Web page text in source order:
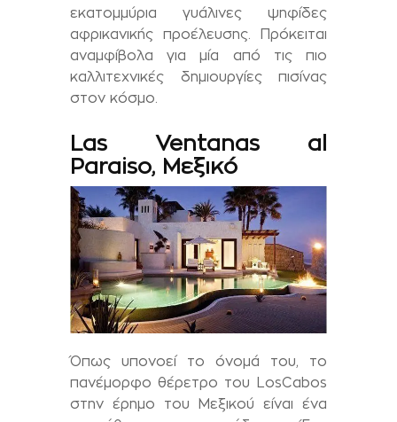
εκατομμύρια γυάλινες ψηφίδες
αφρικανικής προέλευσης. Πρόκειται
αναμφίβολα για μία από τις πιο
καλλιτεχνικές δημιουργίες πισίνας
στον κόσμο.
Las Ventanas al
Paraiso, Μεξικό
Όπως υπονοεί το όνομά του, το
πανέμορφο θέρετρο του
LosCabos
στην έρημο του Μεξικού είναι ένα